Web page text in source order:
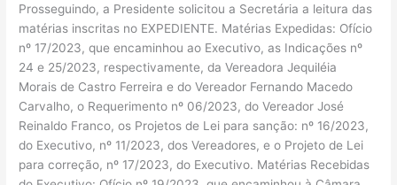
Prosseguindo, a Presidente solicitou a Secretária a leitura das
matérias inscritas no EXPEDIENTE. Matérias Expedidas: Ofício
nº 17/2023, que encaminhou ao Executivo, as Indicações nº
24 e 25/2023, respectivamente, da Vereadora Jequiléia
Morais de Castro Ferreira e do Vereador Fernando Macedo
Carvalho, o Requerimento nº 06/2023, do Vereador José
Reinaldo Franco, os Projetos de Lei para sanção: nº 16/2023,
do Executivo, nº 11/2023, dos Vereadores, e o Projeto de Lei
para correção, nº 17/2023, do Executivo. Matérias Recebidas